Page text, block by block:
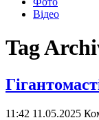
Відео
Tag
11:42 11.05.2025